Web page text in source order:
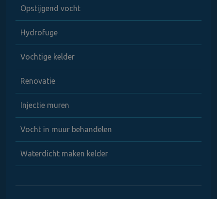
Opstijgend vocht
Hydrofuge
Vochtige kelder
Renovatie
Injectie muren
Vocht in muur behandelen
Waterdicht maken kelder